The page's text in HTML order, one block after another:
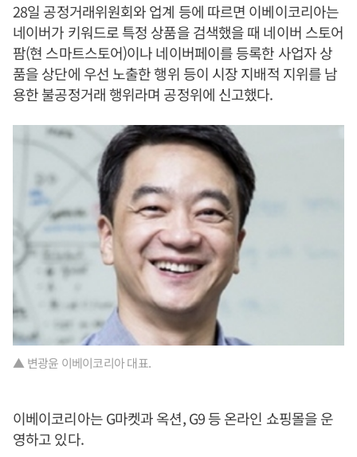
28일 공정거래위원회와 업계 등에 따르면 이베이코리아는
네이버가 키워드로 특정 상품을 검색했을 때 네이버 스토어
팜(현 스마트스토어)이나 네이버페이를 등록한 사업자 상
품을 상단에 우선 노출한 행위 등이 시장 지배적 지위를 남
용한 불공정거래 행위라며 공정위에 신고했다.
▲ 변광윤 이베이코리아 대표.
이베이코리아는 G마켓과 옥션, G9 등 온라인 쇼핑몰을 운
영하고 있다.